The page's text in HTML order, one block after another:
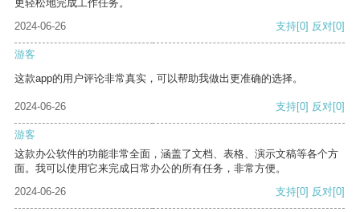
更轻松地完成工作任务。
2024-06-26
支持[0] 反对[0]
游客
这款app的用户评论非常真实，可以帮助我做出更准确的选择。
2024-06-26 支持[0] 反对[0]
游客
这款办公软件的功能非常全面，涵盖了文档、表格、演示文稿等各个方
面。我可以使用它来完成日常办公的所有任务，非常方便。
2024-06-26
支持[0] 反对[0]